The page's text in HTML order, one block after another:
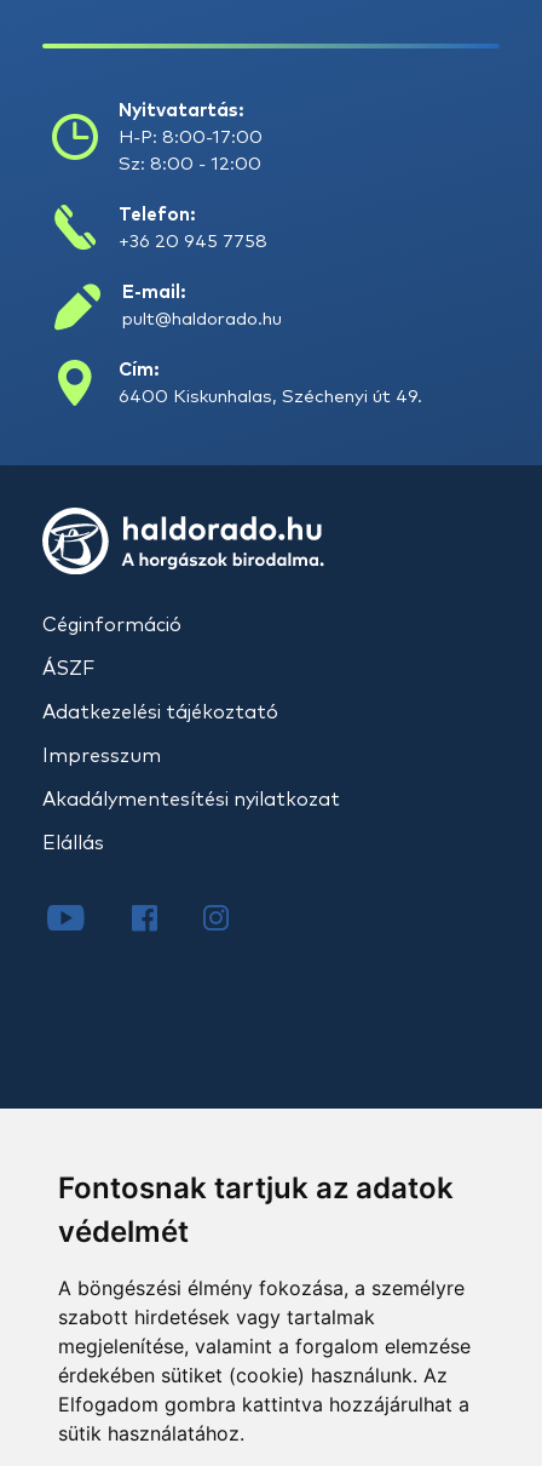
Fontosnak tartjuk az adatok
védelmét
A böngészési élmény fokozása, a személyre
szabott hirdetések vagy tartalmak
megjelenítése, valamint a forgalom elemzése
érdekében sütiket (cookie) használunk. Az
Elfogadom gombra kattintva hozzájárulhat a
sütik használatához.
Nyitvatartás:
H-P: 8:00-17:00
Sz: 8:00 - 12:00
Telefon:
+36 20 945 7758
E-mail:
pult@haldorado.hu
Cím:
6400 Kiskunhalas, Széchenyi út 49.
Céginformáció
ÁSZF
Adatkezelési tájékoztató
Impresszum
Akadálymentesítési nyilatkozat
Elállás